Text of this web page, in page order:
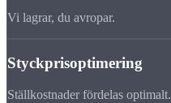
Vi lagrar, du avropar.
Styckprisoptimering
Ställkostnader fördelas optimalt.